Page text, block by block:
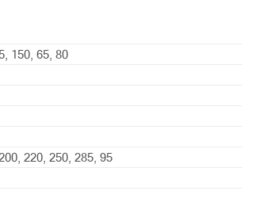
150, 65, 80
220, 250, 285, 95